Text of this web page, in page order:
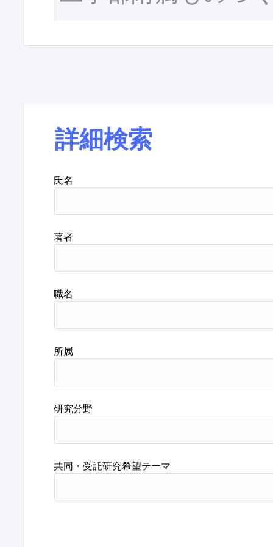
詳細検索
氏名
著者
職名
所属
研究分野
共同・受託研究希望テーマ